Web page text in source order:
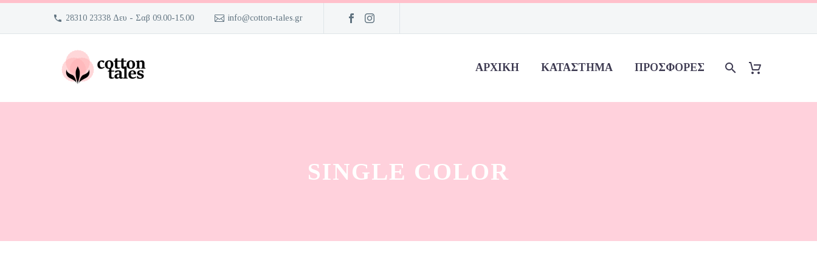
28310 23338 Δευ - Σαβ 09.00-15.00 info@cotton-tales.gr
ΑΡΧΙΚΉ ΚΑΤΆΣΤΗΜΑ ΠΡΟΣΦΟΡΈΣ
SINGLE COLOR